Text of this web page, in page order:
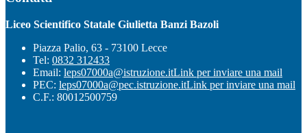
Liceo Scientifico Statale Giulietta Banzi Bazoli
Piazza Palio, 63 - 73100 Lecce
Tel: 0832 312433
Email: leps07000a@istruzione.itLink per inviare una mail
PEC: leps07000a@pec.istruzione.itLink per inviare una mail
C.F.: 80012500759